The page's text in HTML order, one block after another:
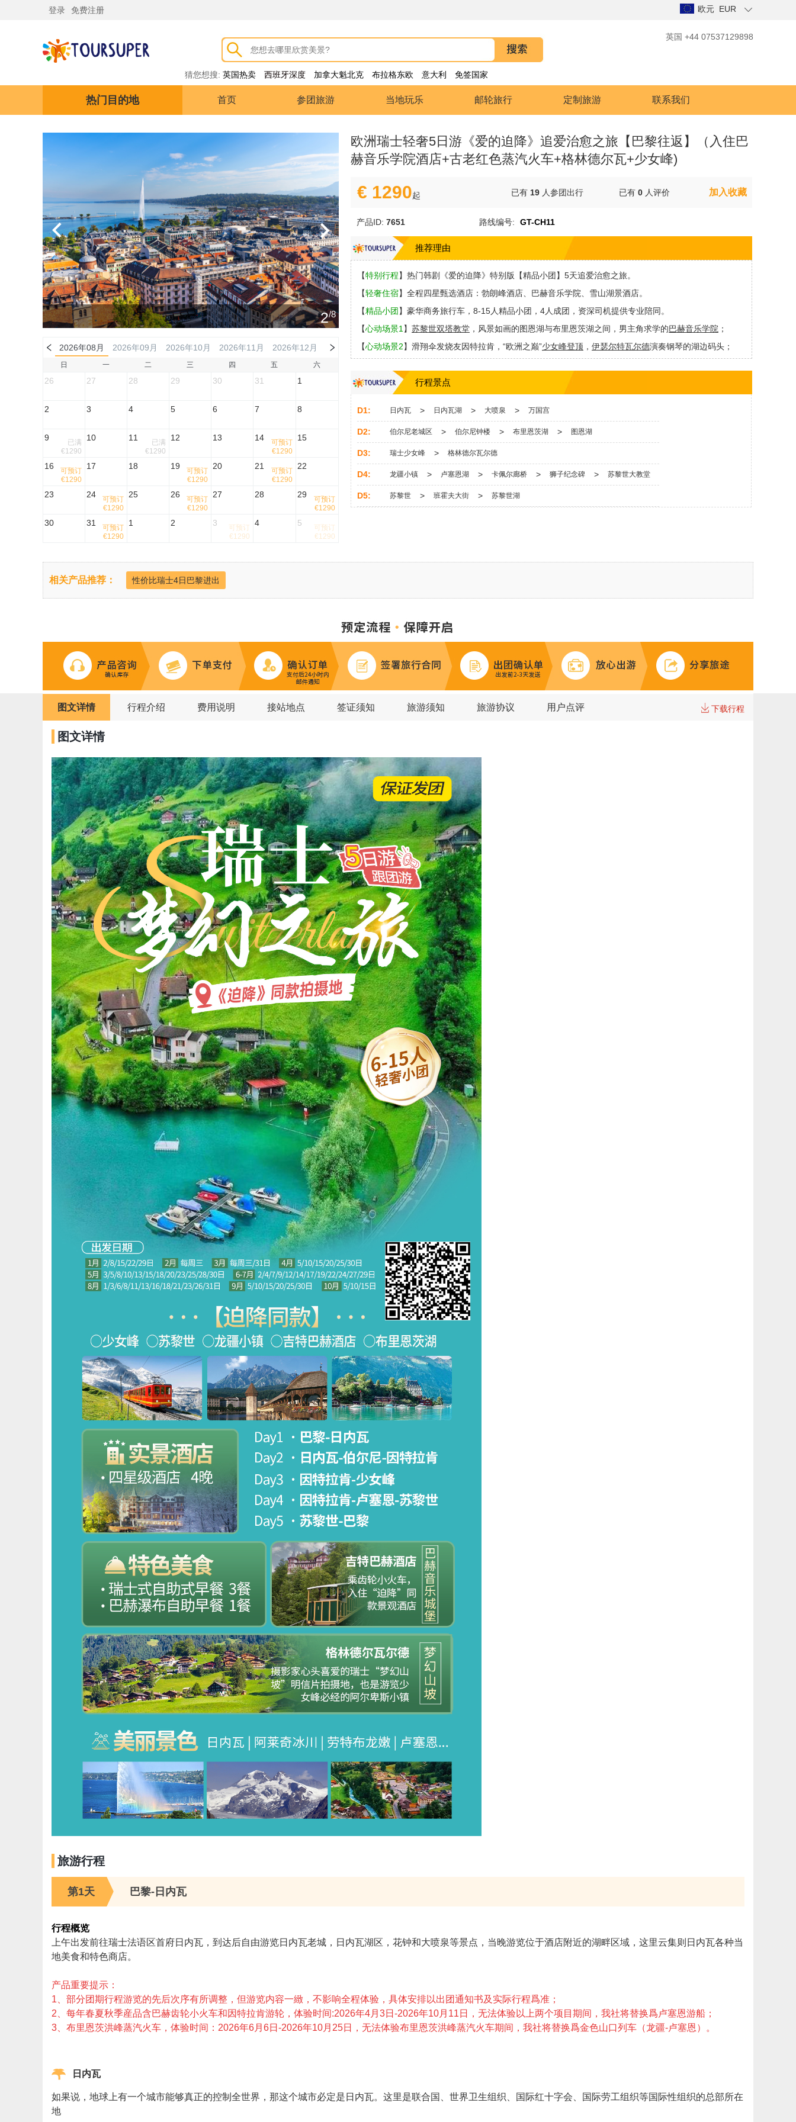
登录 免费注册 欧元 EUR
猜您想搜: 英国热卖 西班牙深度 加拿大魁北克 布拉格东欧 意大利 免签国家
英国 +44 07537129898
热门目的地 首页 参团旅游 当地玩乐 邮轮旅行 定制旅游 联系我们
/8
3
2026年08月 2026年09月 2026年10月 2026年11月 2026年12月
日 一 二 三 四 五 六
26 27 28 29 30 31 1
2 3 4 5 6 7 8
9
已满
€1290
10 11
已满
€1290
12 13 14
可预订
€1290
15
16
可预订
€1290
17 18 19
可预订
€1290
20 21
可预订
€1290
22
23 24
可预订
€1290
25 26
可预订
€1290
27 28 29
可预订
€1290
30 31
可预订
€1290
1 2 3
可预订
€1290
4 5
可预订
€1290
欧洲瑞士轻奢5日游《爱的迫降》追爱治愈之旅【巴黎往返】（入住巴
赫音乐学院酒店+古老红色蒸汽火车+格林德尔瓦+少女峰)
€ 1290起 已有 19 人参团出行 已有 0 人评价 加入收藏
产品ID: 7651 路线编号: GT-CH11
推荐理由
【特别行程】热门韩剧 《爱的迫降》特别版 【精品小团】5天追爱治愈之旅。
【轻奢住宿】全程四星甄选酒店：勃朗峰酒店、巴赫音乐学院、雪山湖景酒店。
【精品小团 】豪华商务旅行车，8-15人精品小团，4人成团，资深司机提供专业陪同。
【心动场景1 】 苏黎世双塔教堂 ，风景如画的图恩湖与布里恩茨湖之间， 男主角求学的巴赫音乐学院 ；
【心动场景2】 滑翔伞发烧友因特拉肯， “欧洲之巅”少女峰登顶 ， 伊瑟尔特瓦尔德演奏钢琴的湖边码头；
逢的菲斯特 ，世外桃源龙疆小镇
行程景点
D1: 日内瓦 > 日内瓦湖 > 大喷泉 > 万国宫
D2: 伯尔尼老城区 > 伯尔尼钟楼 > 布里恩茨湖 > 图恩湖
D3: 瑞士少女峰 > 格林德尔瓦尔德
D4: 龙疆小镇 > 卢塞恩湖 > 卡佩尔廊桥 > 狮子纪念碑 > 苏黎世大教堂
D5: 苏黎世 > 班霍夫大街 > 苏黎世湖
相关产品推荐： 性价比瑞士4日巴黎进出
图文详情 行程介绍 费用说明 接站地点 签证须知 旅游须知 旅游协议 用户点评 下载行程
图文详情
旅游行程
第1天 巴黎-日内瓦
行程概览
上午出发前往瑞士法语区首府日内瓦，到达后自由游览日内瓦老城，日内瓦湖区，花钟和大喷泉等景点，当晚游览位于酒店附近的湖畔区域，这里云集则日内瓦各种当
地美食和特色商店。
产品重要提示：
1、部分团期行程游览的先后次序有所调整，但游览内容一緻，不影响全程体验，具体安排以出团通知书及实际行程爲准；
2、每年春夏秋季産品含巴赫齿轮小火车和因特拉肯游轮，体验时间:2026年4月3日-2026年10月11日，无法体验以上两个项目期间，我社将替换爲卢塞恩游船；
3、布里恩茨洪峰蒸汽火车，体验时间：2026年6月6日-2026年10月25日，无法体验布里恩茨洪峰蒸汽火车期间，我社将替换爲金色山口列车（龙疆-卢塞恩）。
日内瓦
如果说，地球上有一个城市能够真正的控制全世界，那这个城市必定是日内瓦。这里是联合国、世界卫生组织、国际红十字会、国际劳工组织等国际性组织的总部所在
地